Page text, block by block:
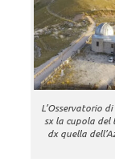
L’Osservatorio
sx la cupola del
dx quella